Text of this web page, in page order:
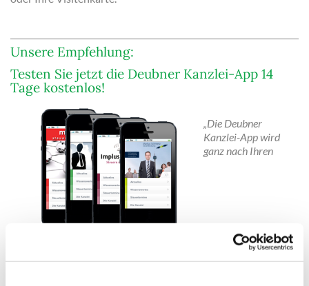
Unsere Empfehlung:
Testen Sie jetzt die Deubner Kanzlei-App 14
Tage kostenlos!
„Die Deubner
Kanzlei-App wird
ganz nach Ihren
persönlichenVorgaben gestaltet.So erscheint Ihre Kanzlei-App auf